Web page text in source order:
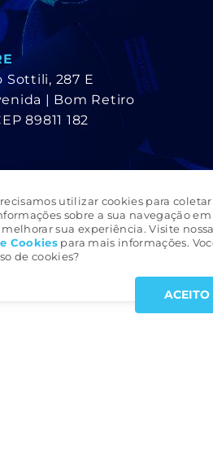
utilizar cookies para coletar
sobre a sua navegação
melhorar sua experiência. Visite nossa
Cookies para mais informações.
de cookies?
ACEITO
Sottili, 287 E
| Bom Retiro
89811 182